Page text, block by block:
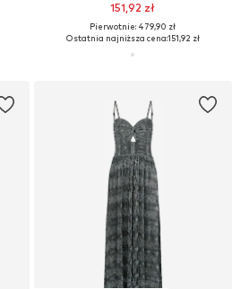
151,92 zł
Pierwotnie: 479,90 zł
Ostatnia najniższa cena:151,92 zł